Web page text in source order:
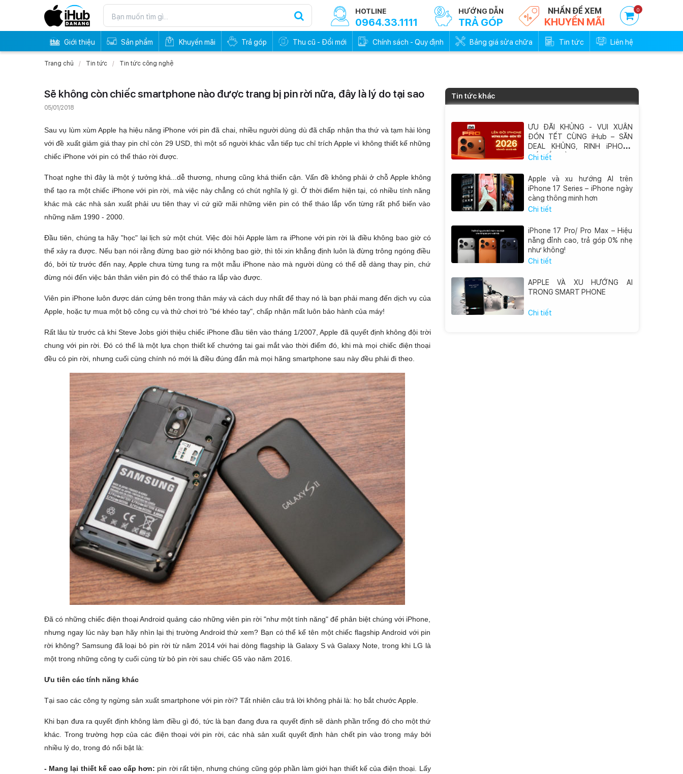
0
NHẤN ĐỂ XEM
KHUYẾN MÃI
HƯỚNG DẪN
TRẢ GÓP
HOTLINE
0964.33.1111
Giới thiệu Sản phẩm Khuyến mãi Trả góp Thu cũ - Đổi mới Chính sách - Quy định Bảng giá sửa chữa Tin tức Liên hệ
Trang chủ Tin tức Tin tức công nghệ
Sẽ không còn chiếc smartphone nào được trang bị pin rời nữa, đây là lý do tại sao
05/01/2018
Sau vụ lùm xùm Apple hạ hiệu năng iPhone với pin đã chai, nhiều người dùng dù đã chấp nhận tha thứ và tạm hài lòng
với đề xuất giảm giá thay pin chỉ còn 29 USD, thì một số người khác vẫn tiếp tục chỉ trích Apple vì không thiết kế những
chiếc iPhone với pin có thể tháo rời được.
Thoạt nghe thì đây là một ý tưởng khá...dễ thương, nhưng cũng khá thiển cận. Vấn đề không phải ở chỗ Apple không
thể tạo ra một chiếc iPhone với pin rời, mà việc này chẳng có chút nghĩa lý gì. Ở thời điểm hiện tại, có nhiều tính năng
khác mà các nhà sản xuất phải ưu tiên thay vì cứ giữ mãi những viên pin có thể tháo lắp vốn từng rất phổ biến vào
những năm 1990 - 2000.
Đầu tiên, chúng ta hãy "học" lại lịch sử một chút. Việc đòi hỏi Apple làm ra iPhone với pin rời là điều không bao giờ có
thể xảy ra được. Nếu bạn nói rằng đừng bao giờ nói không bao giờ, thì tôi xin khẳng định luôn là đừng trông ngóng điều
đó, bởi từ trước đến nay, Apple chưa từng tung ra một mẫu iPhone nào mà người dùng có thể dễ dàng thay pin, chứ
đừng nói đến việc bản thân viên pin đó có thể tháo ra lắp vào được.
Viên pin iPhone luôn được dán cứng bên trong thân máy và cách duy nhất để thay nó là bạn phải mang đến dịch vụ của
Apple, hoặc tự mua một bộ công cụ và thử chơi trò "bé khéo tay", chấp nhận mất luôn bảo hành của máy!
Rất lâu từ trước cả khi Steve Jobs giới thiệu chiếc iPhone đầu tiên vào tháng 1/2007, Apple đã quyết định không đội trời
chung với pin rời. Đó có thể là một lựa chọn thiết kế chướng tai gai mắt vào thời điểm đó, khi mà mọi chiếc điện thoại
đều có pin rời, nhưng cuối cùng chính nó mới là điều đúng đắn mà mọi hãng smartphone sau này đều phải đi theo.
Đã có những chiếc điện thoại Android quảng cáo những viên pin rời "như một tính năng" để phân biệt chúng với iPhone,
nhưng ngay lúc này bạn hãy nhìn lại thị trường Android thử xem? Bạn có thể kể tên một chiếc flagship Android với pin
rời không? Samsung đã loại bỏ pin rời từ năm 2014 với hai dòng flagship là Galaxy S và Galaxy Note, trong khi LG là
một trong những công ty cuối cùng từ bỏ pin rời sau chiếc G5 vào năm 2016.
Ưu tiên các tính năng khác
Tại sao các công ty ngừng sản xuất smartphone với pin rời? Tất nhiên câu trả lời không phải là: họ bắt chước Apple.
Khi bạn đưa ra quyết định không làm điều gì đó, tức là bạn đang đưa ra quyết định sẽ dành phần trống đó cho một thứ
khác. Trong trường hợp của các điện thoại với pin rời, các nhà sản xuất quyết định hàn chết pin vào trong máy bởi
nhiều lý do, trong đó nổi bật là:
- Mang lại thiết kế cao cấp hơn: pin rời rất tiện, nhưng chúng cũng góp phần làm giới hạn thiết kế của điện thoại. Lấy
Tin tức khác
ƯU ĐÃI KHỦNG - VUI XUÂN
ĐÓN TẾT CÙNG iHub – SĂN
DEAL KHỦNG, RINH iPHONE
MỚI VỀ NHÀ
Chi tiết
Apple và xu hướng AI trên
iPhone 17 Series – iPhone ngày
càng thông minh hơn
Chi tiết
iPhone 17 Pro/ Pro Max – Hiệu
năng đỉnh cao, trả góp 0% nhẹ
như không!
Chi tiết
APPLE VÀ XU HƯỚNG AI
TRONG SMART PHONE
Chi tiết